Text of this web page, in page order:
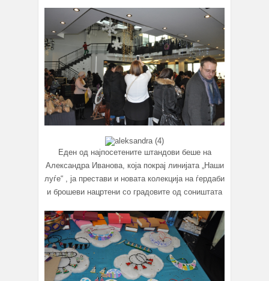
Еден од најпосетените штандови беше на
Александра Иванова, која покрај линијата „Наши
луѓе“ , ја престави и новата колекција на ѓердаби
и брошеви нацртени со градовите од соништата